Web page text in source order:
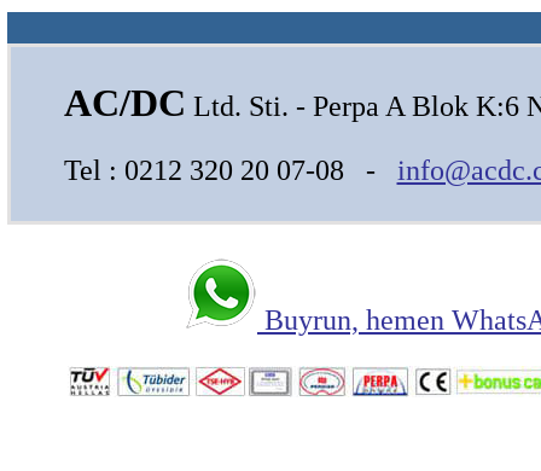
AC/DC Ltd. Sti. - Perpa A Blok K:6
Tel : 0212 320 20 07-08 -
Buyrun, hemen